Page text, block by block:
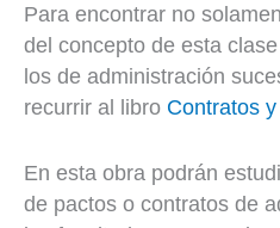
Para encontrar no
del concepto de esta
los de administración
recurrir al libro Contratos
En esta obra podrán
de pactos o contratos de